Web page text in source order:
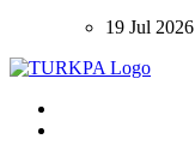
19 Jul 2026